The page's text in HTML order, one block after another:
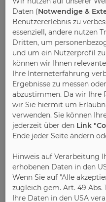
Mitgliederverwaltung
ordnungsgemäße
wieder", heißt es in
wurden keine
Maßnahmen festgelegt.
Auf Grundlage der
430, vergibt die DGM
Unternehmen, die sich
die Satzungs- und
Gütegemeinschaft
davon sind
Mitglieder wie
Hersteller verpflichten
Bestimmungen zur
Daten (Notwendige &
Benutzererlebnis zu
essenziell, andere nutzen
Dritten, um
und um ein Nutzerprofil
können wir Ihnen
Ihre Interneterfahrung
Ergebnisse zu messen
abzustimmen. Da wir Ihre
wir Sie hiermit um
verwenden. Sie können
jederzeit über den Link
Ende jeder Seite ändern
Hinweis auf Verarbeitung
erhobenen Daten in den
Wenn Sie auf "Alle
zugleich gem. Art. 49 Abs.
Ihre Daten in den USA